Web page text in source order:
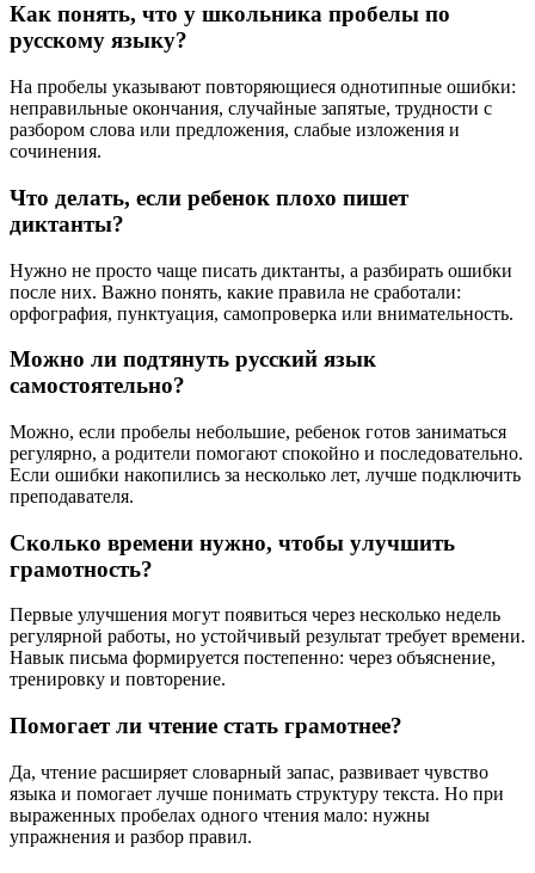
Как понять, что у школьника пробелы по
русскому языку?
На пробелы указывают повторяющиеся однотипные ошибки:
неправильные окончания, случайные запятые, трудности с
разбором слова или предложения, слабые изложения и
сочинения.
Что делать, если ребенок плохо пишет
диктанты?
Нужно не просто чаще писать диктанты, а разбирать ошибки
после них. Важно понять, какие правила не сработали:
орфография, пунктуация, самопроверка или внимательность.
Можно ли подтянуть русский язык
самостоятельно?
Можно, если пробелы небольшие, ребенок готов заниматься
регулярно, а родители помогают спокойно и последовательно.
Если ошибки накопились за несколько лет, лучше подключить
преподавателя.
Сколько времени нужно, чтобы улучшить
грамотность?
Первые улучшения могут появиться через несколько недель
регулярной работы, но устойчивый результат требует времени.
Навык письма формируется постепенно: через объяснение,
тренировку и повторение.
Помогает ли чтение стать грамотнее?
Да, чтение расширяет словарный запас, развивает чувство
языка и помогает лучше понимать структуру текста. Но при
выраженных пробелах одного чтения мало: нужны
упражнения и разбор правил.